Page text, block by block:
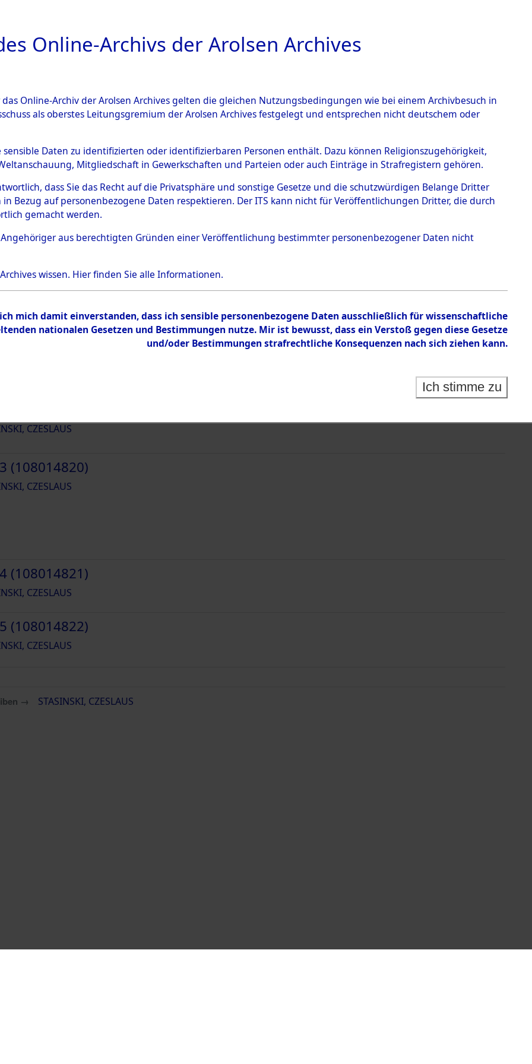
PERSONENINDEX PERSON
STASINSKI, CZESLAUS
Polen
64835
CZESLAUS
(108014820)
CZESLAUS
(108014821)
CZESLAUS
(108014822)
CZESLAUS
→ STASINSKI, CZESLAUS
Online-Archivs der Arolsen Archives
Online-Archiv der Arolsen Archives gelten die gleichen Nutzungsbedingungen wie bei einem Archivbesuch in
als oberstes Leitungsgremium der Arolsen Archives festgelegt und entsprechen nicht deutschem oder
sensible Daten zu identifizierten oder identifizierbaren Personen enthält. Dazu können Religionszugehörigkeit,
Mitgliedschaft in Gewerkschaften und Parteien oder auch Einträge in Strafregistern gehören.
dass Sie das Recht auf die Privatsphäre und sonstige Gesetze und die schutzwürdigen Belange Dritter
Bezug auf personenbezogene Daten respektieren. Der ITS kann nicht für Veröffentlichungen Dritter, die durch
gemacht werden.
Angehöriger aus berechtigten Gründen einer Veröffentlichung bestimmter personenbezogener Daten nicht
wissen. Hierfinden Sie alle Informationen.
mich damit einverstanden, dass ich sensible personenbezogene Daten ausschließlich für wissenschaftliche
nationalen Gesetzen und Bestimmungen nutze. Mir ist bewusst, dass ein Verstoß gegen diese Gesetze
und/oder Bestimmungen strafrechtliche Konsequenzen nach sich ziehen kann.
Ich stimme zu